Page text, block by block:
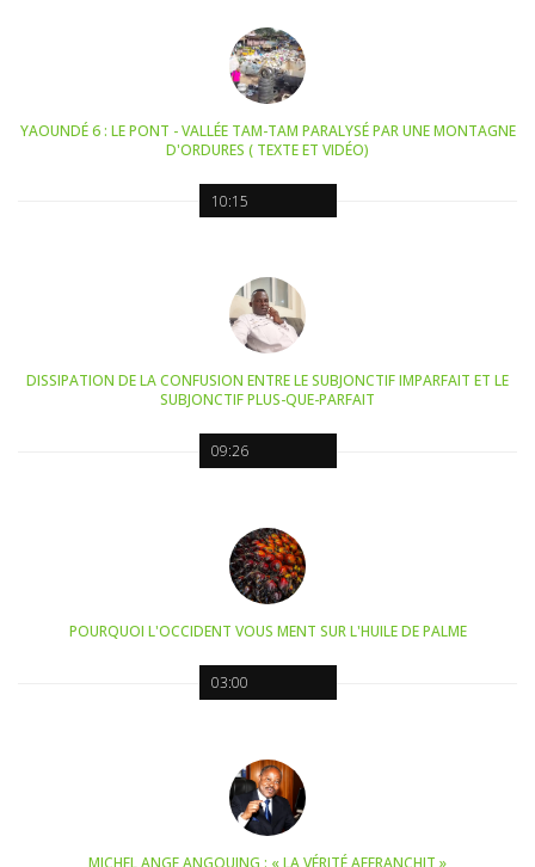
10:15
YAOUNDÉ 6 : LE PONT - VALLÉE TAM-TAM PARALYSÉ PAR UNE MONTAGNE
D'ORDURES ( TEXTE ET VIDÉO)
09:26
DISSIPATION DE LA CONFUSION ENTRE LE SUBJONCTIF IMPARFAIT ET LE
SUBJONCTIF PLUS-QUE-PARFAIT
03:00
POURQUOI L'OCCIDENT VOUS MENT SUR L'HUILE DE PALME